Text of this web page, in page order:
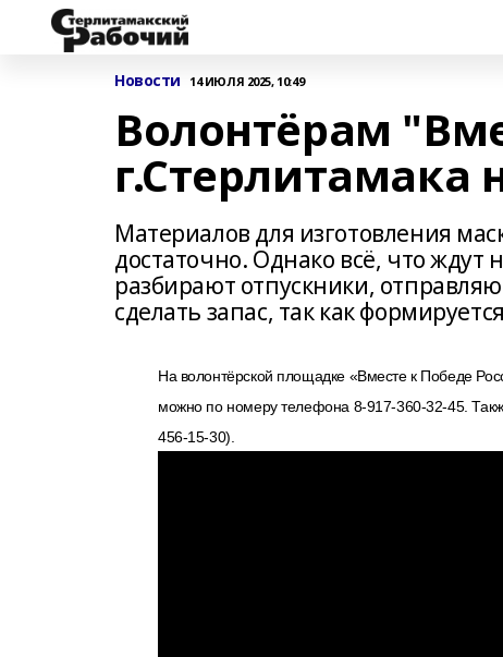
Новости 14 ИЮЛЯ 2025, 10:49
Волонтёрам
Материалов для изготовления
достаточно. Однако всё, что ждут
разбирают отпускники,
сделать запас, так как
На волонтёрской площадке «Вместе к Победе
можно по номеру телефона 8-917-360-32-45.
456-15-30).